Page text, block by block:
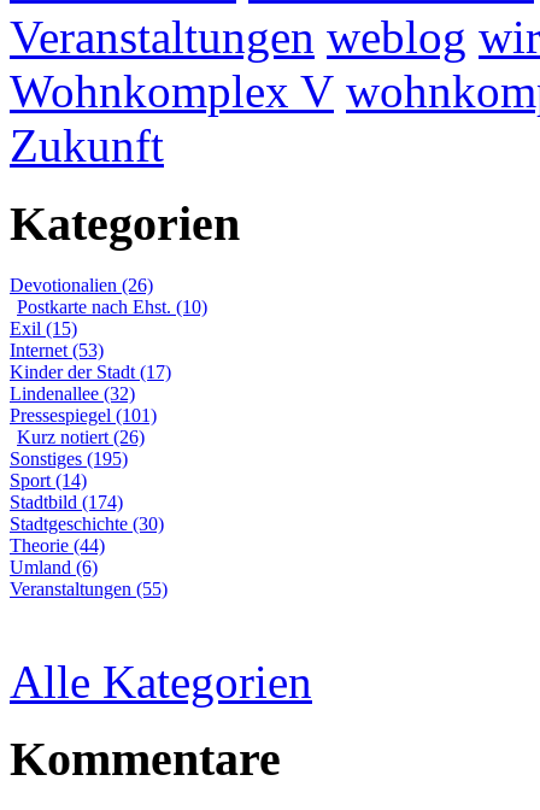
Veranstaltungen weblog
Wohnkomplex V
Zukunft
Kategorien
Devotionalien (26)
Postkarte nach Ehst. (10)
Exil (15)
Internet (53)
Kinder der Stadt (17)
Lindenallee (32)
Pressespiegel (101)
Kurz notiert (26)
Sonstiges (195)
Sport (14)
Stadtbild (174)
Stadtgeschichte (30)
Theorie (44)
Umland (6)
Veranstaltungen (55)
Alle Kategorien
Kommentare